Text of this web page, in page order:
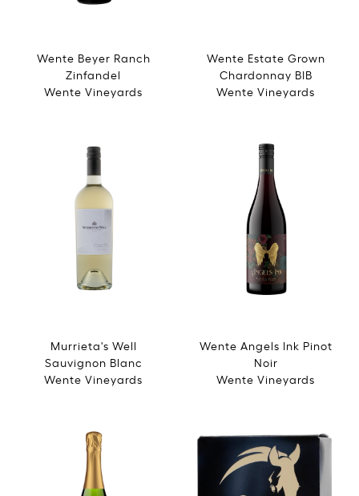
Wente Beyer Ranch
Zinfandel
Wente Vineyards
Wente Estate Grown
Chardonnay BIB
Wente Vineyards
Murrieta's Well
Sauvignon Blanc
Wente Vineyards
Wente Angels Ink Pinot
Noir
Wente Vineyards